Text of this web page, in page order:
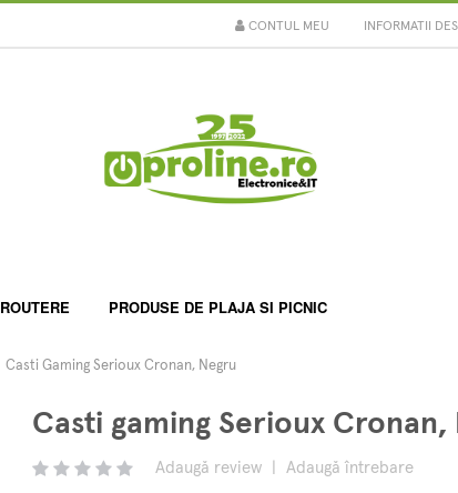
INFORMATII
CONTUL MEU
ROUTERE PRODUSE DE PLAJA SI PICNIC
Casti Gaming Serioux Cronan, Negru
Casti gaming Serioux Cronan,
Adaugă review Adaugă întrebare